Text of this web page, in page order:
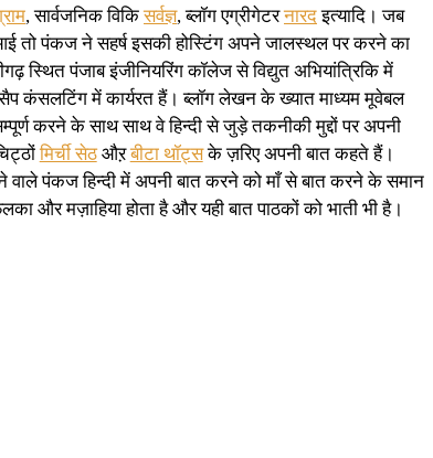
, सार्वजनिक विकिसर्वज्ञ, ब्लॉग एग्रीगेटरनारदइत्यादि। जब
आई तो पंकज ने सहर्ष इसकी होस्टिंग अपने जालस्थल पर करने का
स्थित पंजाब इंजीनियरिंग कॉलेज से विद्युत अभियांत्रिकि में
कंसलटिंग में कार्यरत हैं। ब्लॉग लेखन के ख्यात माध्यम मूवेबल
करने के साथ साथ वे हिन्दी से जुड़े तकनीकी मुद्दों पर अपनी
मिर्ची सेठऔऱबीटा थॉट्सके ज़रिए अपनी बात कहते हैं।
वाले पंकज हिन्दी में अपनी बात करने को माँ से बात करने के समान
और मज़ाहिया होता है और यही बात पाठकों को भाती भी है।